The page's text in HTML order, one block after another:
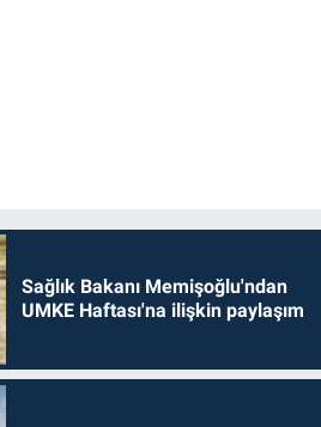
Sağlık Bakanı Memişoğlu'ndan
UMKE Haftası'na ilişkin paylaşım